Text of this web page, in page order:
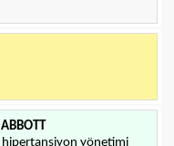
yönetimi